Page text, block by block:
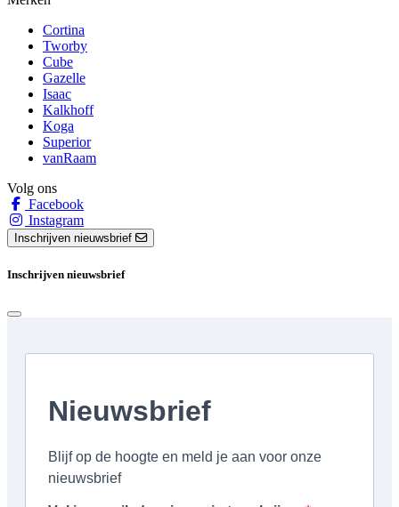
Cortina
Tworby
Cube
Gazelle
Isaac
Kalkhoff
Koga
Superior
vanRaam
Volg ons
Facebook
Instagram
Inschrijven nieuwsbrief
Inschrijven nieuwsbrief